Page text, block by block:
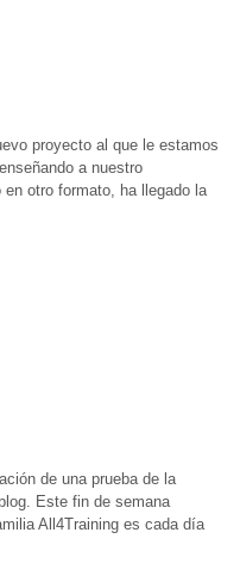
proyecto al que le estamos
a nuestro
otro formato, ha llegado la
de una prueba de la
Este fin de semana
All4Training es cada día